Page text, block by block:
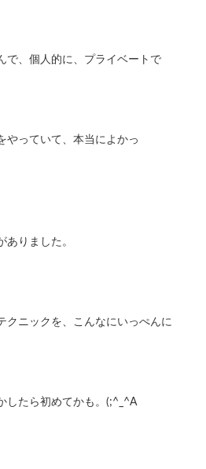
で、個人的に、プライベートで
やっていて、本当によかっ
ありました。
クニックを、こんなにいっぺんに
したら初めてかも。(;^_^A